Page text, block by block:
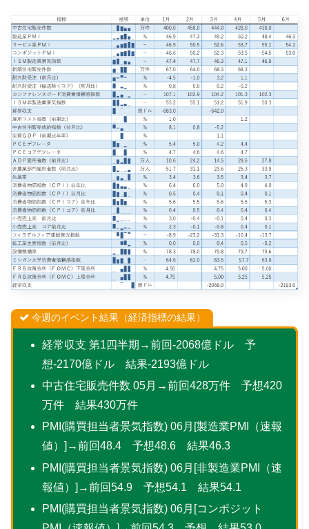
今週のイベント結果（経済指標の結果）
経常収支 第1四半期→前回-2068億ドル 予
想-2170億ドル 結果-2193億ドル
中古住宅販売件数 05月→前回428万件 予想420
万件 結果430万件
PMI(購買担当者景気指数) 06月[製造業PMI（速報
値）]→前回48.4 予想48.6 結果46.3
PMI(購買担当者景気指数) 06月[非製造業PMI（速
報値）]→前回54.9 予想54.1 結果54.1
PMI(購買担当者景気指数) 06月[コンポジット